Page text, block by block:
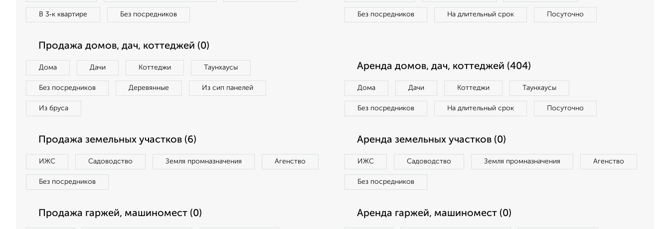
В 3‑к квартире Без посредников Без посредников На длительный срок Посуточно
Продажа домов, дач, коттеджей (0)
Дома Дачи Коттеджи Таунхаусы
Без посредников Деревянные Из сип панелей
Из бруса
Аренда домов, дач, коттеджей (404)
Дома Дачи Коттеджи Таунхаусы
Без посредников На длительный срок Посуточно
Продажа земельных участков (6)
ИЖС Садоводство Земля промназначения Агенство
Без посредников
Аренда земельных участков (0)
ИЖС Садоводство Земля промназначения Агенство
Без посредников
Продажа гаржей, машиномест (0) Аренда гаржей, машиномест (0)